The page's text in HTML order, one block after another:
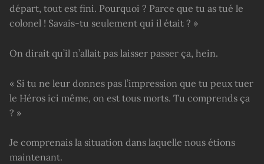
départ, tout est fini. Pourquoi ? Parce que tu as tué le
colonel ! Savais-tu seulement qui il était ? »
On dirait qu’il n’allait pas laisser passer ça, hein.
« Si tu ne leur donnes pas l’impression que tu peux tuer
le Héros ici même, on est tous morts. Tu comprends ça
? »
Je comprenais la situation dans laquelle nous étions
maintenant.